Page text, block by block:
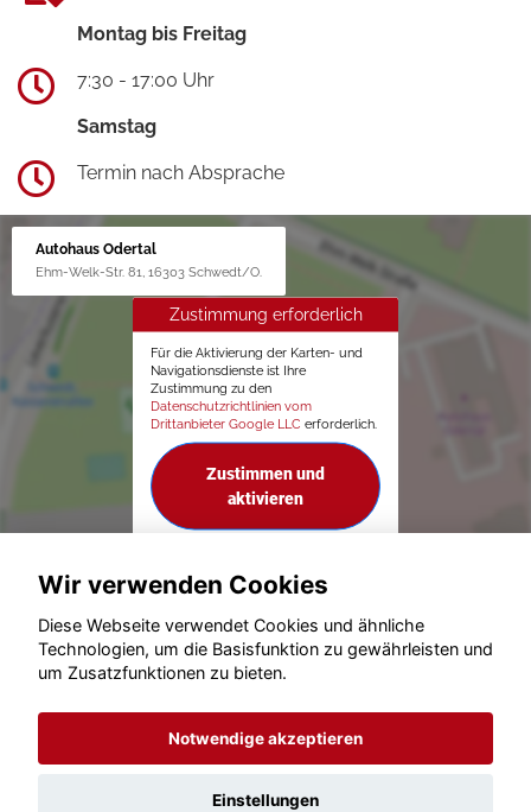
Montag bis Freitag
7:30 - 17:00 Uhr
Samstag
Termin nach Absprache
Autohaus Odertal
Ehm-Welk-Str. 81, 16303 Schwedt/O.
Zustimmung erforderlich
Für die Aktivierung der Karten- und
Navigationsdienste ist Ihre
Zustimmung zu den
Datenschutzrichtlinien vom
Drittanbieter Google LLC erforderlich.
Zustimmen und
aktivieren
© konjunkturmotor.de GmbH 2020 - 2026
Wir verwenden Cookies
Diese Webseite verwendet Cookies und ähnliche
Technologien, um die Basisfunktion zu gewährleisten und
um Zusatzfunktionen zu bieten.
Notwendige akzeptieren
Einstellungen